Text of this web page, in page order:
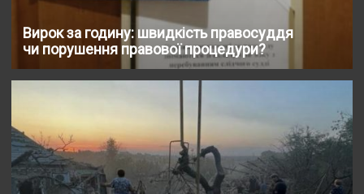
Вирок за годину: швидкість правосуддя
чи порушення правової процедури?